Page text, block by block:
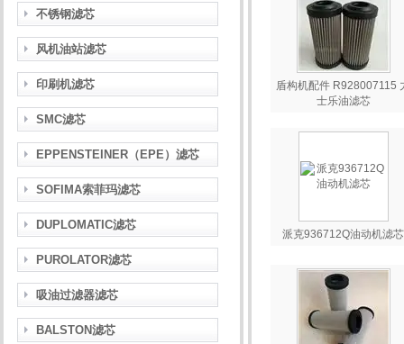
不锈钢滤芯
风机油站滤芯
印刷机滤芯
SMC滤芯
EPPENSTEINER（EPE）滤芯
SOFIMA索菲玛滤芯
DUPLOMATIC滤芯
PUROLATOR滤芯
吸油过滤器滤芯
BALSTON滤芯
盾构机配件 R928007115
士乐油滤芯
派克936712Q油动机滤芯